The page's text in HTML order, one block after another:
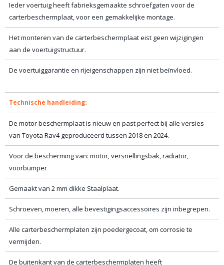
Ieder voertuig heeft fabrieksgemaakte schroefgaten voor de
carterbeschermplaat, voor een gemakkelijke montage.
Het monteren van de carterbeschermplaat eist geen wijzigingen
aan de voertuigstructuur.
De voertuiggarantie en rijeigenschappen zijn niet beïnvloed.
Technische handleiding:
De motor beschermplaat is nieuw en past perfect bij alle versies
van Toyota Rav4 geproduceerd tussen 2018 en 2024.
Voor de bescherming van: motor, versnellingsbak, radiator,
voorbumper
Gemaakt van 2 mm dikke Staalplaat.
Schroeven, moeren, alle bevestigingsaccessoires zijn inbegrepen.
Alle carterbeschermplaten zijn poedergecoat, om corrosie te
vermijden.
De buitenkant van de carterbeschermplaten heeft